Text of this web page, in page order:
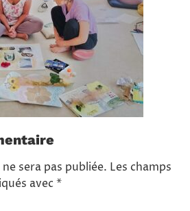
sera pas publiée. Les champs
avec*